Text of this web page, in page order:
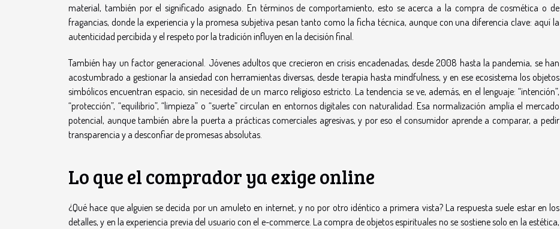
material, también por el significado asignado. En términos de comportamiento, esto se acerca a la compra de cosmética o de
fragancias, donde la experiencia y la promesa subjetiva pesan tanto como la ficha técnica, aunque con una diferencia clave: aquí la
autenticidad percibida y el respeto por la tradición influyen en la decisión final.
También hay un factor generacional. Jóvenes adultos que crecieron en crisis encadenadas, desde 2008 hasta la pandemia, se han
acostumbrado a gestionar la ansiedad con herramientas diversas, desde terapia hasta mindfulness, y en ese ecosistema los objetos
simbólicos encuentran espacio, sin necesidad de un marco religioso estricto. La tendencia se ve, además, en el lenguaje: “intención”,
“protección”, “equilibrio”, “limpieza” o “suerte” circulan en entornos digitales con naturalidad. Esa normalización amplía el mercado
potencial, aunque también abre la puerta a prácticas comerciales agresivas, y por eso el consumidor aprende a comparar, a pedir
transparencia y a desconfiar de promesas absolutas.
Lo que el comprador ya exige online
¿Qué hace que alguien se decida por un amuleto en internet, y no por otro idéntico a primera vista? La respuesta suele estar en los
detalles, y en la experiencia previa del usuario con el e-commerce. La compra de objetos espirituales no se sostiene solo en la estética,